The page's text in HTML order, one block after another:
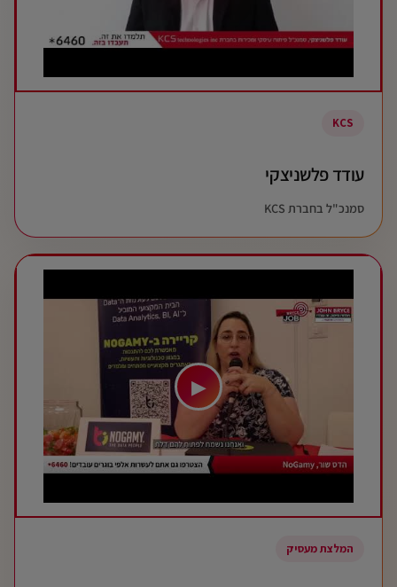
KCS
עודד פלשניצקי
סמנכ"ל בחברת KCS
▶
המלצת מעסיק